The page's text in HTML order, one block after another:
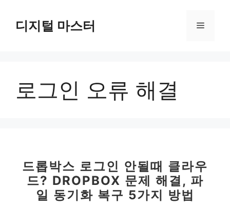
디지털 마스터 메
로그인 오류 해결
드롭박스 로그인 안될때 클라우
드? DROPBOX 문제 해결, 파
일 동기화 복구 5가지 방법